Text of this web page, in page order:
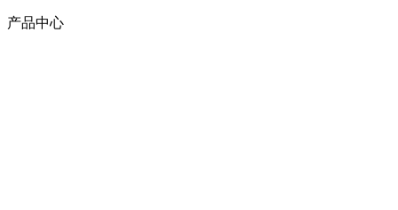
产品中心